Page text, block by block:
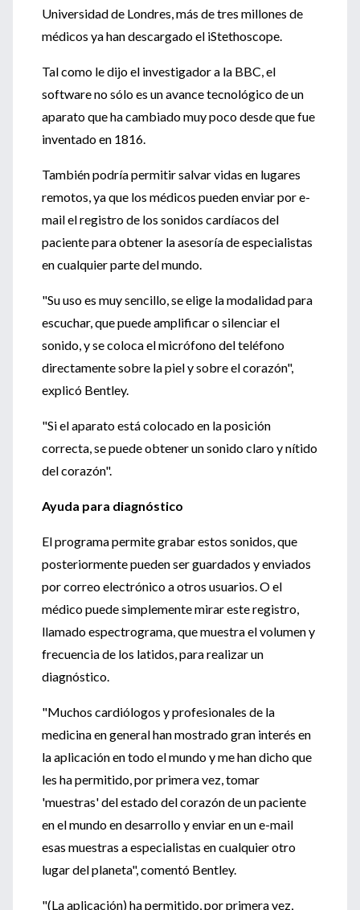
Universidad de Londres, más de tres millones de
médicos ya han descargado el iStethoscope.
Tal como le dijo el investigador a la BBC, el
software no sólo es un avance tecnológico de un
aparato que ha cambiado muy poco desde que fue
inventado en 1816.
También podría permitir salvar vidas en lugares
remotos, ya que los médicos pueden enviar por e-
mail el registro de los sonidos cardíacos del
paciente para obtener la asesoría de especialistas
en cualquier parte del mundo.
"Su uso es muy sencillo, se elige la modalidad para
escuchar, que puede amplificar o silenciar el
sonido, y se coloca el micrófono del teléfono
directamente sobre la piel y sobre el corazón",
explicó Bentley.
"Si el aparato está colocado en la posición
correcta, se puede obtener un sonido claro y nítido
del corazón".
Ayuda para diagnóstico
El programa permite grabar estos sonidos, que
posteriormente pueden ser guardados y enviados
por correo electrónico a otros usuarios. O el
médico puede simplemente mirar este registro,
llamado espectrograma, que muestra el volumen y
frecuencia de los latidos, para realizar un
diagnóstico.
"Muchos cardiólogos y profesionales de la
medicina en general han mostrado gran interés en
la aplicación en todo el mundo y me han dicho que
les ha permitido, por primera vez, tomar
'muestras' del estado del corazón de un paciente
en el mundo en desarrollo y enviar en un e-mail
esas muestras a especialistas en cualquier otro
lugar del planeta", comentó Bentley.
"(La aplicación) ha permitido, por primera vez,